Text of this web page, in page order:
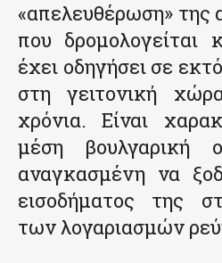
«απελευθέρωση» της
που δρομολογείται
έχει οδηγήσει σε
στη γειτονική
χρόνια. Είναι
μέση βουλγαρική
αναγκασμένη να
εισοδήματος της
των λογαριασμών